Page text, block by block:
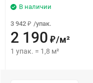
В наличии
3 942 ₽ /упак.
2 190 ₽/м²
1 упак. = 1,8 м²